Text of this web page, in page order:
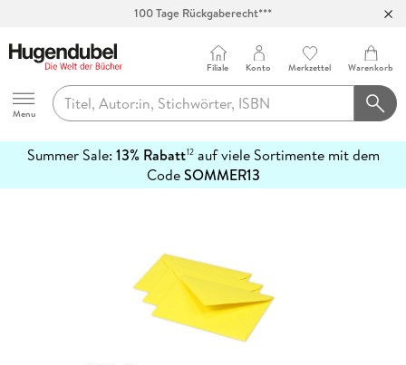
100 Tage Rückgaberecht***
Hugendubel
Menu
Filiale Konto Merkzettel Warenkorb
Summer Sale: 13% Rabatt12auf viele Sortimente mit dem
CodeSOMMER13
erfahren